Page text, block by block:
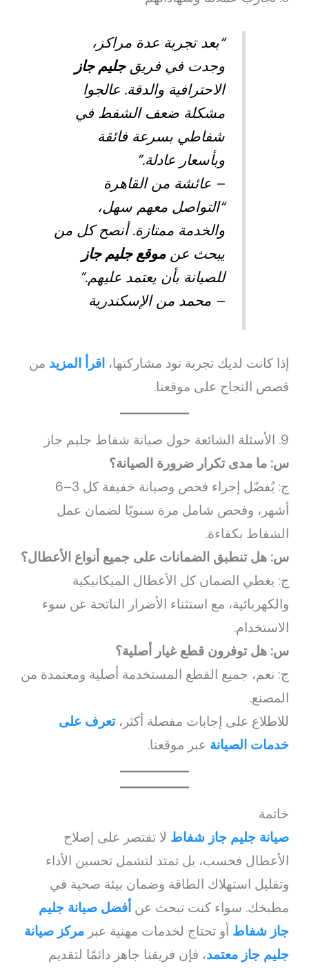
“بعد تجربة عدة مراكز،
وجدت في فريقجليم جاز
الاحترافية والدقة. عالجوا
مشكلة ضعف الشفط في
شفاطي بسرعة فائقة
وبأسعار عادلة.”
– عائشة من القاهرة
“التواصل معهم سهل،
والخدمة ممتازة. أنصح كل من
يبحث عنموقع جليم جاز
للصيانة بأن يعتمد عليهم.”
– محمد من الإسكندرية
إذا كانت لديك تجربة تود مشاركتها،اقرأ المزيد من
قصص النجاح على موقعنا.
9. الأسئلة الشائعة حول صيانة شفاط جليم جاز
س: ما مدى تكرار ضرورة الصيانة؟
ج: يُفضّل إجراء فحص وصيانة خفيفة كل 3–6
أشهر، وفحص شامل مرة سنويًا لضمان عمل
الشفاط بكفاءة.
س: هل تنطبق الضمانات على جميع أنواع الأعطال؟
ج: يغطي الضمان كل الأعطال الميكانيكية
والكهربائية، مع استثناء الأضرار الناتجة عن سوء
الاستخدام.
س: هل توفرون قطع غيار أصلية؟
ج: نعم، جميع القطع المستخدمة أصلية ومعتمدة من
المصنع.
للاطلاع على إجابات مفصلة أكثر،تعرف على
خدمات الصيانة عبر موقعنا.
خاتمة
صيانة جليم جاز شفاط لا تقتصر على إصلاح
الأعطال فحسب، بل تمتد لتشمل تحسين الأداء
وتقليل استهلاك الطاقة وضمان بيئة صحية في
مطبخك. سواء كنت تبحث عنأفضل صيانة جليم
جاز شفاط أو تحتاج لخدمات مهنية عبرمركز صيانة
جليم جاز معتمد، فإن فريقنا جاهز دائمًا لتقديم